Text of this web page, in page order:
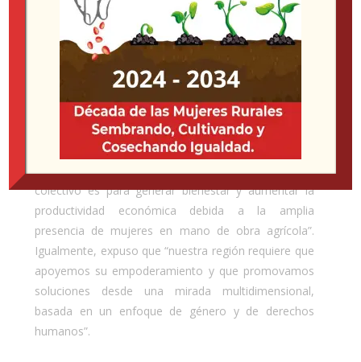
agrícolas y trabajan mayoritariamente en la
economía informal”.
Por otro lado, y dando continuidad a su trabajo,
Juana Herrera, ministra de la Mujer de la República
de Panamá asistió a la reunión de manera online y,
después de agradecer y recordar a aprobación del
Decenio de las Mujeres Rurales, comentó que “el
empoderar este
colectivo es para generar bienestar y aumentar la
productividad económica debida a la amplia
presencia de mujeres en mano de obra agrícola”.
Igualmente, expuso que “nuestra región requiere que
apoyemos su empoderamiento y que promovamos
soluciones desde una mirada multidimensional,
basada en un enfoque de género y de derechos
humanos”.